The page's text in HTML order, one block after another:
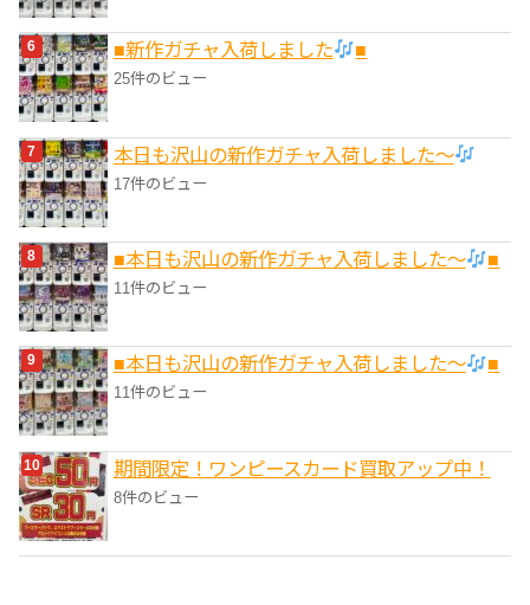
■新作ガチャ入荷しました ■
25件のビュー
本日も沢山の新作ガチャ入荷しました〜
17件のビュー
■本日も沢山の新作ガチャ入荷しました〜 ■
11件のビュー
■本日も沢山の新作ガチャ入荷しました〜 ■
11件のビュー
期間限定！ワンピースカード買取アップ中！
8件のビュー